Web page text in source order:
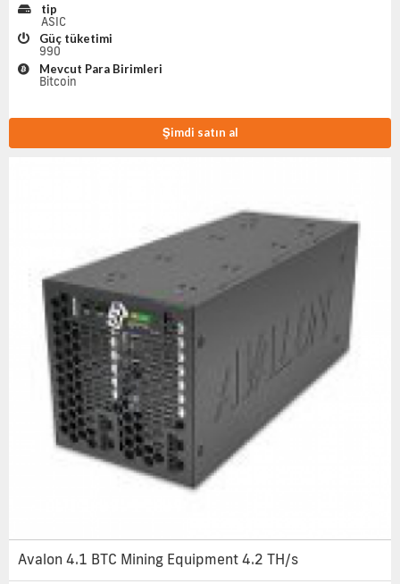
tip
ASIC
Güç tüketimi
990
Mevcut Para Birimleri
Bitcoin
Şimdi satın al
Avalon 4.1 BTC Mining Equipment 4.2 TH/s